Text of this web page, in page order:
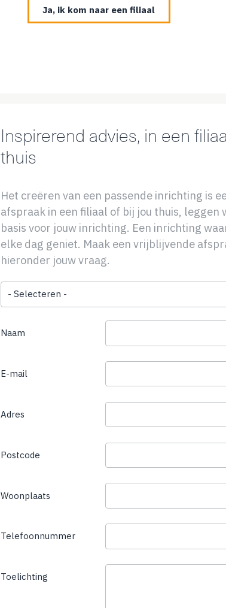
Ja, ik kom naar een filiaal
Inspirerend advies, in een
thuis
Het creëren van een passende inrichting is
afspraak in een filiaal of bij jou thuis, leggen
basis voor jouw inrichting. Een inrichting
elke dag geniet. Maak een vrijblijvende
hieronder jouw vraag.
Onderwerp
Naam
E-mail
Adres
Postcode
Woonplaats
Telefoonnummer(not
required)
Toelichting